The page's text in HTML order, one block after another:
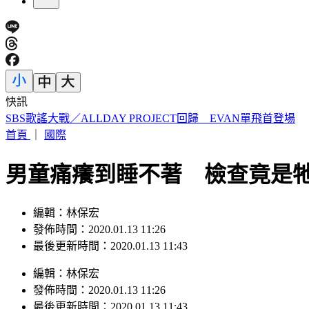
快訊
SBS歌謠大戰／ALLDAY PROJECT回歸 EVAN單飛首登場
首頁
國際
男童痛癢到睡不著 檢查竟是
編輯：林保宏
發佈時間：2020.01.13 11:26
最後更新時間：2020.01.13 11:43
編輯 ： 林保宏
發佈時間： 2020.01.13 11:26
最後更新時間： 2020.01.13 11:43